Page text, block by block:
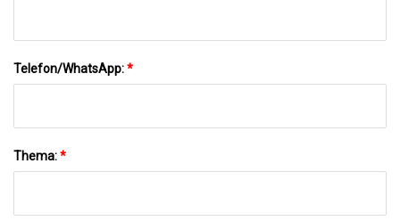
Telefon/WhatsApp:*
Thema:*